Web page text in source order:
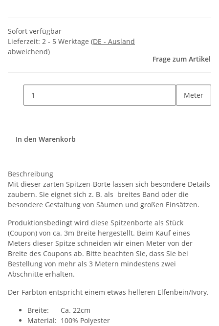
Sofort verfügbar
Lieferzeit: 2 - 5 Werktage (DE - Ausland
abweichend)
Frage zum Artikel
Meter
In den Warenkorb
Beschreibung
Mit dieser zarten Spitzen-Borte lassen sich besondere Details
zaubern. Sie eignet sich z. B. als breites Band oder die
besondere Gestaltung von Säumen und großen Einsätzen.
Produktionsbedingt wird diese Spitzenborte als Stück
(Coupon) von ca. 3m Breite hergestellt. Beim Kauf eines
Meters dieser Spitze schneiden wir einen Meter von der
Breite des Coupons ab. Bitte beachten Sie, dass Sie bei
Bestellung von mehr als 3 Metern mindestens zwei
Abschnitte erhalten.
Der Farbton entspricht einem etwas helleren Elfenbein/Ivory.
Breite: Ca. 22cm
Material: 100% Polyester